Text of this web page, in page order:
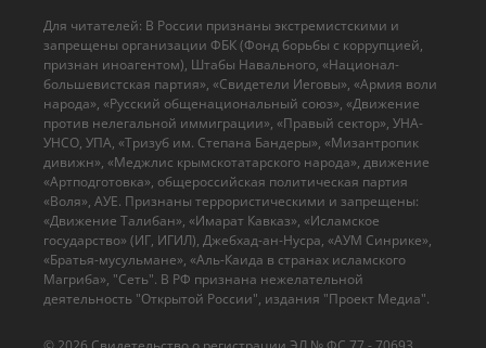
Для читателей: В России признаны экстремистскими и
запрещены организации ФБК (Фонд борьбы с коррупцией,
признан иноагентом), Штабы Навального, «Национал-
большевистская партия», «Свидетели Иеговы», «Армия воли
народа», «Русский общенациональный союз», «Движение
против нелегальной иммиграции», «Правый сектор», УНА-
УНСО, УПА, «Тризуб им. Степана Бандеры», «Мизантропик
дивижн», «Меджлис крымскотатарского народа», движение
«Артподготовка», общероссийская политическая партия
«Воля», АУЕ. Признаны террористическими и запрещены:
«Движение Талибан», «Имарат Кавказ», «Исламское
государство» (ИГ, ИГИЛ), Джебхад-ан-Нусра, «АУМ Синрике»,
«Братья-мусульмане», «Аль-Каида в странах исламского
Магриба», "Сеть". В РФ признана нежелательной
деятельность "Открытой России", издания "Проект Медиа".